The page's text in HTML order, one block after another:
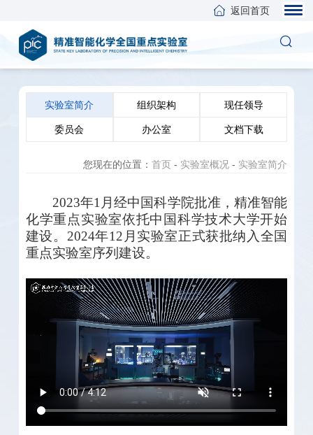
返回首页
实验室简介 组织架构 现任领导
委员会 办公室 文档下载
您现在的位置：首页 - 实验室概况 - 实验室简介
2023年1 月经中国科学院批准，精准智能
化学重点实验室依托中国科学技术大学开始
建设。 2024年12 月实验室正式获批纳入全国
重点实验室序列建设。